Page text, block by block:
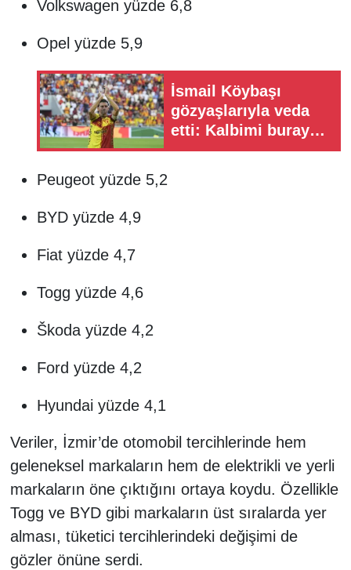
Volkswagen yüzde 6,8
Opel yüzde 5,9
İsmail Köybaşı
gözyaşlarıyla veda
etti: Kalbimi buraya
gömdüm
Peugeot yüzde 5,2
BYD yüzde 4,9
Fiat yüzde 4,7
Togg yüzde 4,6
Škoda yüzde 4,2
Ford yüzde 4,2
Hyundai yüzde 4,1
Veriler, İzmir’de otomobil tercihlerinde hem
geleneksel markaların hem de elektrikli ve yerli
markaların öne çıktığını ortaya koydu. Özellikle
Togg ve BYD gibi markaların üst sıralarda yer
alması, tüketici tercihlerindeki değişimi de
gözler önüne serdi.